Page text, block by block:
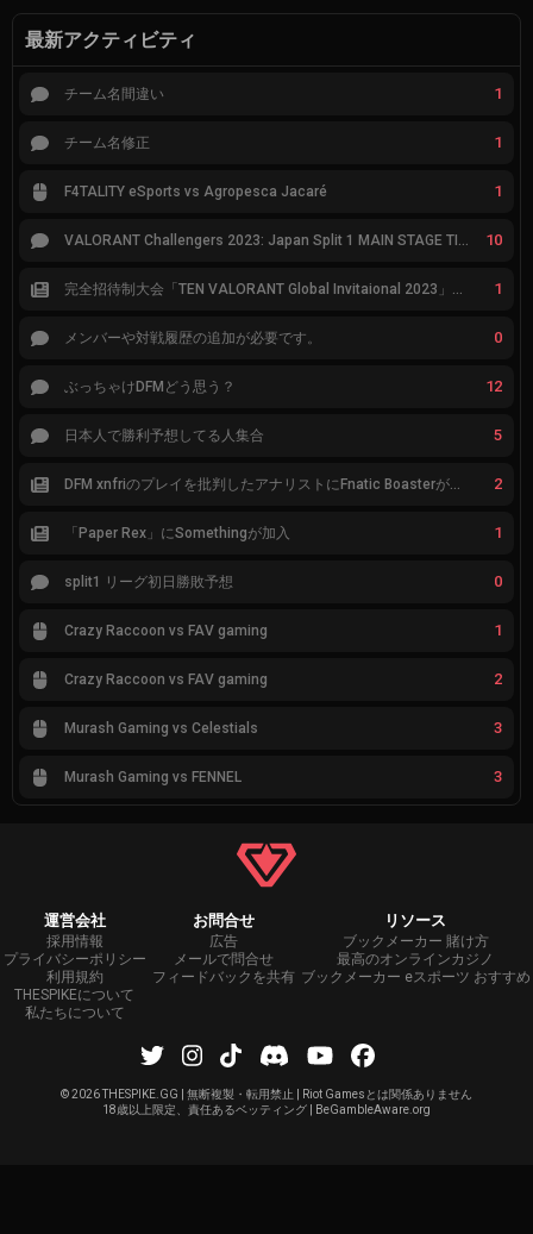
最新アクティビティ
チーム名間違い 1
チーム名修正 1
F4TALITY eSports vs Agropesca Jacaré 1
VALORANT Challengers 2023: Japan Split 1 MAIN STAGE TIER表 10
完全招待制大会「TEN VALORANT Global Invitaional 2023」が韓国で開催 1
メンバーや対戦履歴の追加が必要です。 0
ぶっちゃけDFMどう思う？ 12
日本人で勝利予想してる人集合 5
DFM xnfriのプレイを批判したアナリストにFnatic Boasterが反応「DFMは仕組みの強化が必要なだけ」 2
「Paper Rex」にSomethingが加入 1
split1 リーグ初日勝敗予想 0
Crazy Raccoon vs FAV gaming 1
Crazy Raccoon vs FAV gaming 2
Murash Gaming vs Celestials 3
Murash Gaming vs FENNEL 3
運営会社
採用情報
プライバシーポリシー
利用規約
THESPIKEについて
私たちについて
お問合せ
広告
メールで問合せ
フィードバックを共有
リソース
ブックメーカー 賭け方
最高のオンラインカジノ
ブックメーカー eスポーツ おすすめ
©2026 THESPIKE.GG | 無断複製・転用禁止 | Riot Gamesとは関係ありません
18歳以上限定、責任あるベッティング | BeGambleAware.org